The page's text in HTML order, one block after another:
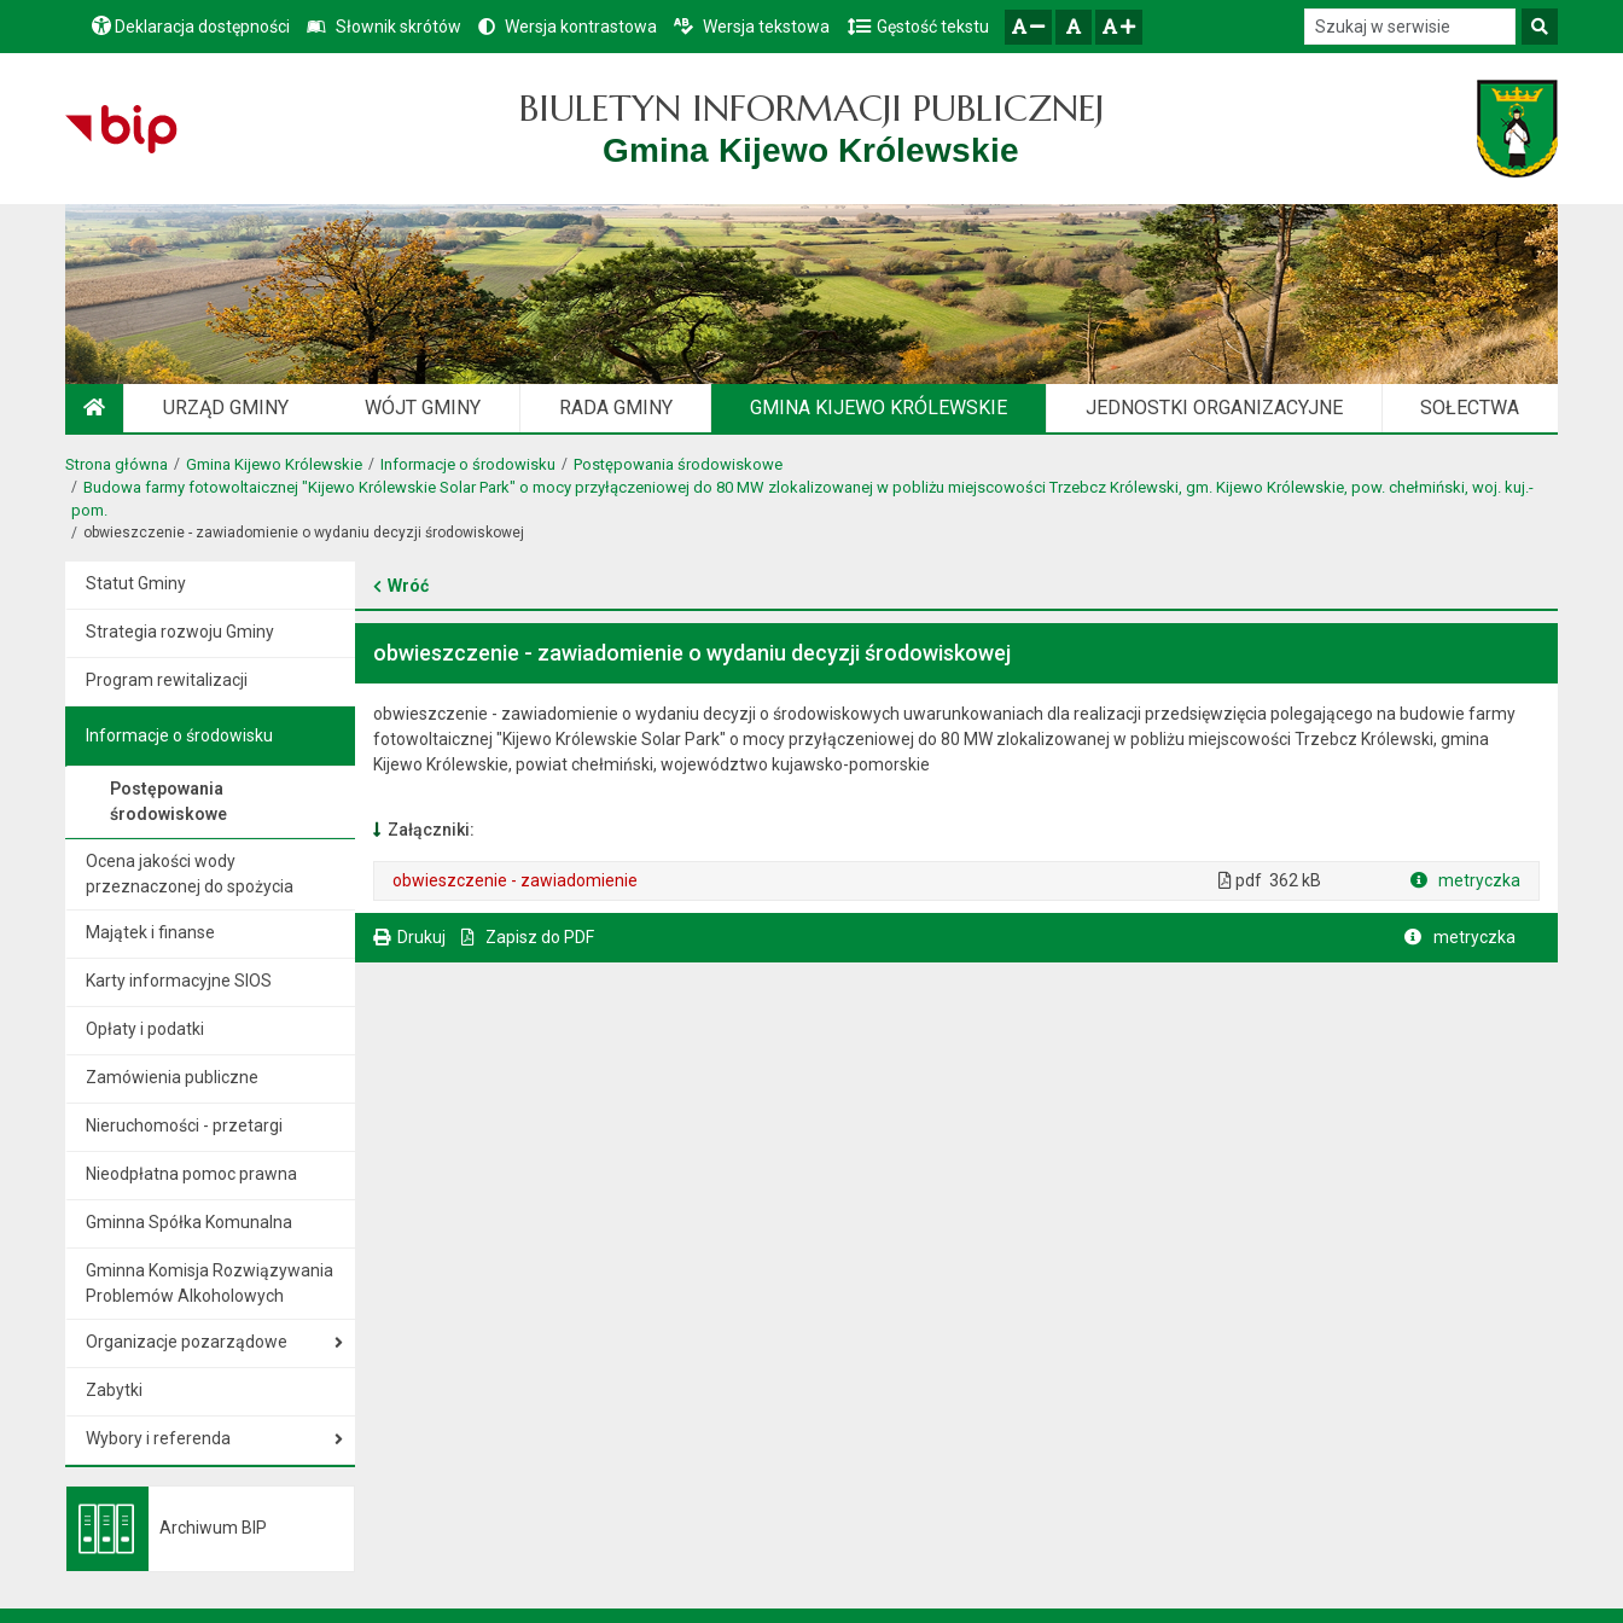
Przejdź do głównego menu
Przejdź do treści
Przejdź do mapy serwisu
Deklaracja dostępności Słownik skrótów Wersja kontrastowa Wersja tekstowa Gęstość tekstu
BIULETYN INFORMACJI PUBLICZNEJ
Gmina Kijewo Królewskie
URZĄD GMINY WÓJT GMINY RADA GMINY GMINA KIJEWO KRÓLEWSKIE JEDNOSTKI ORGANIZACYJNE SOŁECTWA
Strona główna Gmina Kijewo Królewskie Informacje o środowisku
Postępowania środowiskowe
Budowa farmy fotowoltaicznej "Kijewo Królewskie Solar Park" o mocy przyłączeniowej do 80 MW zlokalizowanej w pobliżu miejscowości Trzebcz Królewski, gm. Kijewo Królewskie, pow. chełmiński, woj. kuj.-
pom.
obwieszczenie - zawiadomienie o wydaniu decyzji środowiskowej
Statut Gminy
Strategia rozwoju Gminy
Program rewitalizacji
Informacje o środowisku
Postępowania
środowiskowe
Ocena jakości wody
przeznaczonej do spożycia
Majątek i finanse
Karty informacyjne SIOS
Opłaty i podatki
Zamówienia publiczne
Nieruchomości - przetargi
Nieodpłatna pomoc prawna
Gminna Spółka Komunalna
Gminna Komisja Rozwiązywania
Problemów Alkoholowych
Organizacje pozarządowe
Zabytki
Wybory i referenda
Archiwum BIP
Wróć
obwieszczenie - zawiadomienie o wydaniu decyzji środowiskowej
obwieszczenie - zawiadomienie o wydaniu decyzji o środowiskowych uwarunkowaniach dla realizacji przedsięwzięcia polegającego na budowie farmy
fotowoltaicznej "Kijewo Królewskie Solar Park" o mocy przyłączeniowej do 80 MW zlokalizowanej w pobliżu miejscowości Trzebcz Królewski, gmina
Kijewo Królewskie, powiat chełmiński, województwo kujawsko-pomorskie
Załączniki:
obwieszczenie - zawiadomienie pdf 362 kB metryczka
Drukuj Zapisz do PDF metryczka